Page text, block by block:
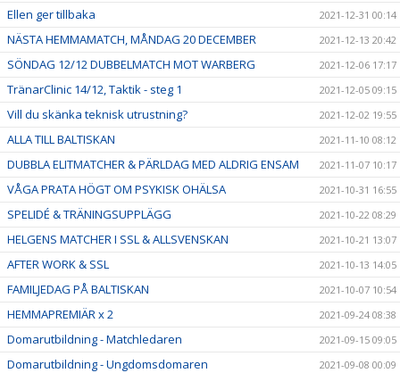
Ellen ger tillbaka 2021-12-31 00:14
NÄSTA HEMMAMATCH, MÅNDAG 20 DECEMBER 2021-12-13 20:42
SÖNDAG 12/12 DUBBELMATCH MOT WARBERG 2021-12-06 17:17
TränarClinic 14/12, Taktik - steg 1 2021-12-05 09:15
Vill du skänka teknisk utrustning? 2021-12-02 19:55
ALLA TILL BALTISKAN 2021-11-10 08:12
DUBBLA ELITMATCHER & PÄRLDAG MED ALDRIG ENSAM 2021-11-07 10:17
VÅGA PRATA HÖGT OM PSYKISK OHÄLSA 2021-10-31 16:55
SPELIDÉ & TRÄNINGSUPPLÄGG 2021-10-22 08:29
HELGENS MATCHER I SSL & ALLSVENSKAN 2021-10-21 13:07
AFTER WORK & SSL 2021-10-13 14:05
FAMILJEDAG PÅ BALTISKAN 2021-10-07 10:54
HEMMAPREMIÄR x 2 2021-09-24 08:38
Domarutbildning - Matchledaren 2021-09-15 09:05
Domarutbildning - Ungdomsdomaren 2021-09-08 00:09